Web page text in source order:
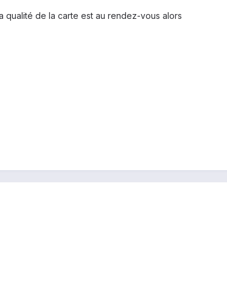
qualité de la carte est au rendez-vous alors